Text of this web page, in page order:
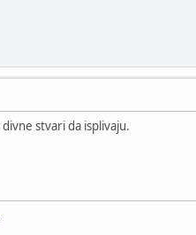
stvari da isplivaju.